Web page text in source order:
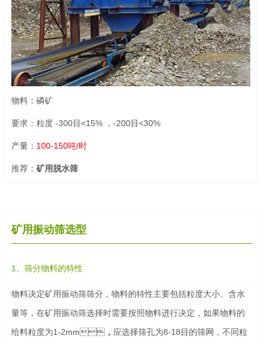
物料：磷矿
要求：粒度 -300目<15% ，-200目<30%
产量： 100-150吨/时
推荐：矿用脱水筛
矿用振动筛选型
1、筛分物料的特性
物料决定矿用振动筛筛分，物料的特性主要包括粒度大小、含水
量等，在矿用振动筛选择时需要按照物料进行决定，如果物料的
给料粒度为1-2mm，应选择筛孔为8-18目的筛网，不同粒